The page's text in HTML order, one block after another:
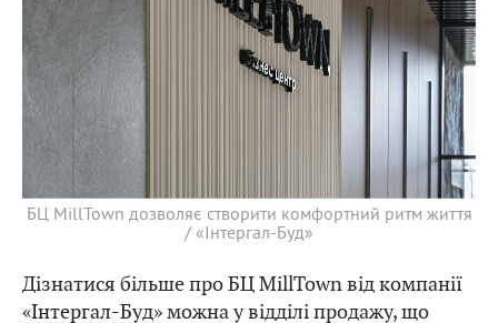
БЦ MillTown дозволяє створити комфортний ритм життя
/ «Інтергал-Буд»
Дізнатися більше про БЦ MillTown від компанії
«Інтергал-Буд»можна у відділі продажу, що